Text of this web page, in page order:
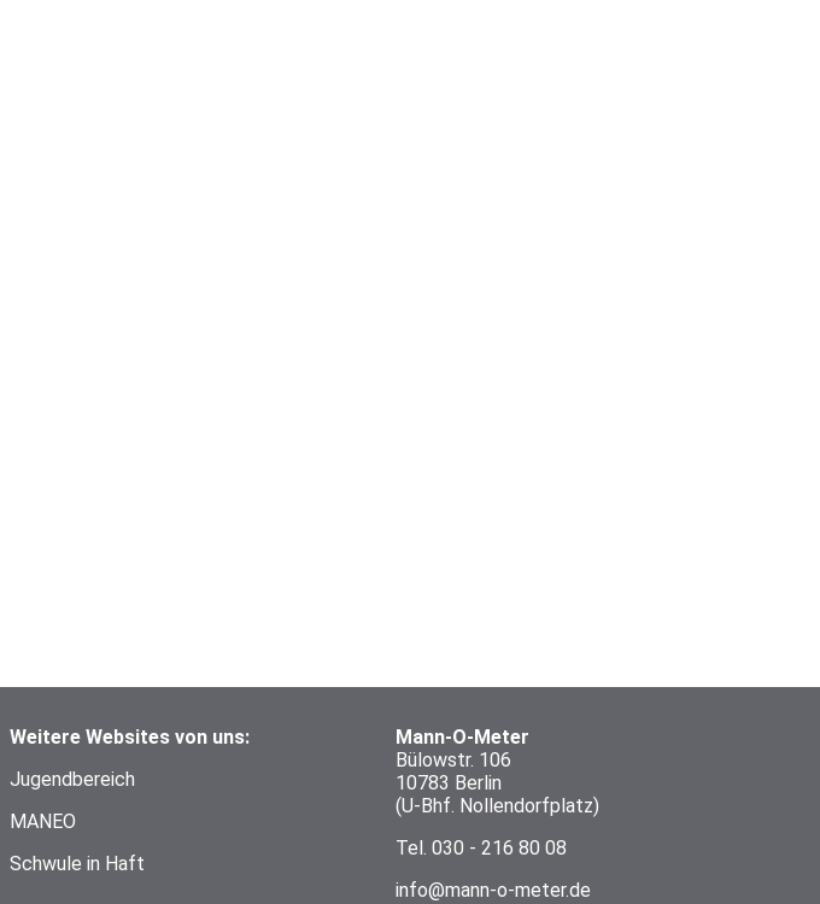
Weitere Websites von uns:
Jugendbereich
MANEO
Schwule in Haft
Mann-O-Meter
Bülowstr. 106
10783 Berlin
(U-Bhf. Nollendorfplatz)
Tel. 030 - 216 80 08
info@mann-o-meter.de